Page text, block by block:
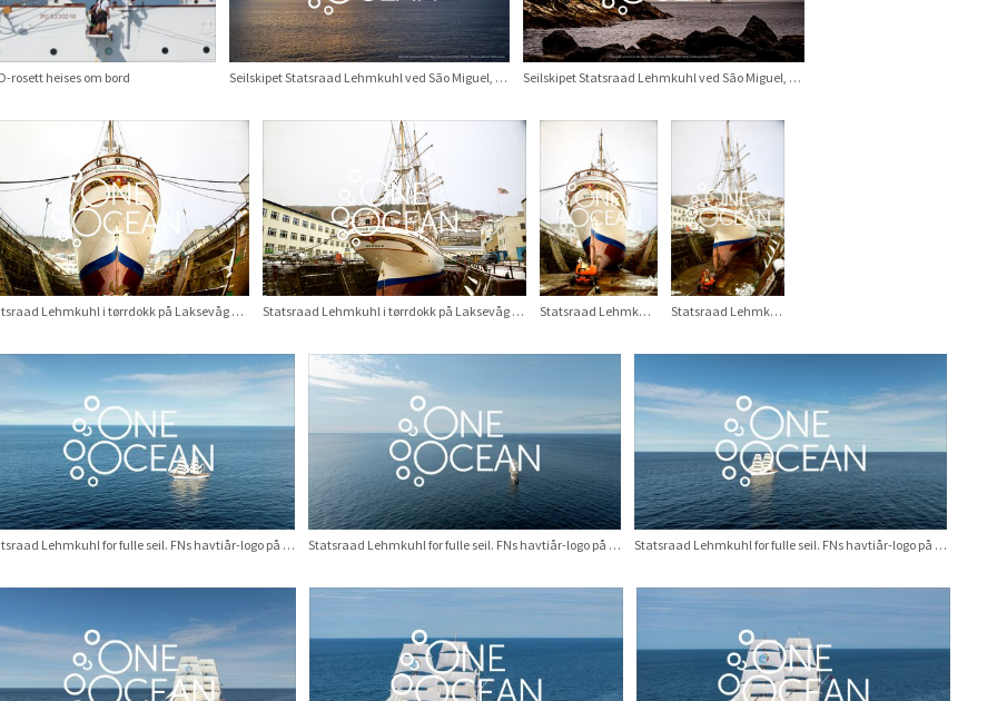
rosett heises om bord Seilskipet Statsraad Lehmkuhl ved São Miguel, Asorene, mars 2026 Seilskipet Statsraad Lehmkuhl ved São Miguel, Asorene, mars 2026
Statsraad Lehmkuhl i tørrdokk på Laksevåg verft Statsraad Lehmkuhl i tørrdokk på Laksevåg verft Statsraad Lehmkuhl i tørrdokk på Laksevåg verft Statsraad Lehmkuhl i tørrdokk på Laksevåg verft
Statsraad Lehmkuhl for fulle seil. FNs havtiår-logo på seil. Etappe: Nuuk – St. John’s, august 2025 Statsraad Lehmkuhl for fulle seil. FNs havtiår-logo på seil. Etappe: Nuuk – St. John’s, august 2025 Statsraad Lehmkuhl for fulle seil. FNs havtiår-logo på seil. Etappe: Nuuk – St. John’s, august 2025